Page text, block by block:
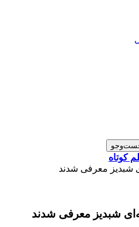
شبدیز معرفی شدند